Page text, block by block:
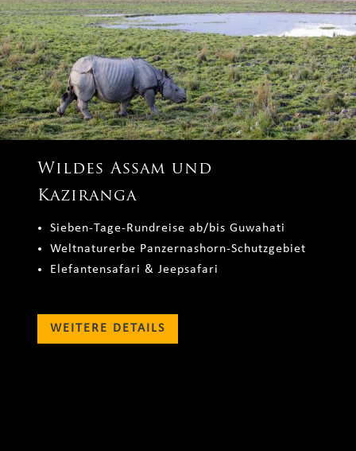
Wildes Assam und
Kaziranga
Sieben-Tage-Rundreise ab/bis Guwahati
Weltnaturerbe Panzernashorn-Schutzgebiet
Elefantensafari & Jeepsafari
WEITERE DETAILS